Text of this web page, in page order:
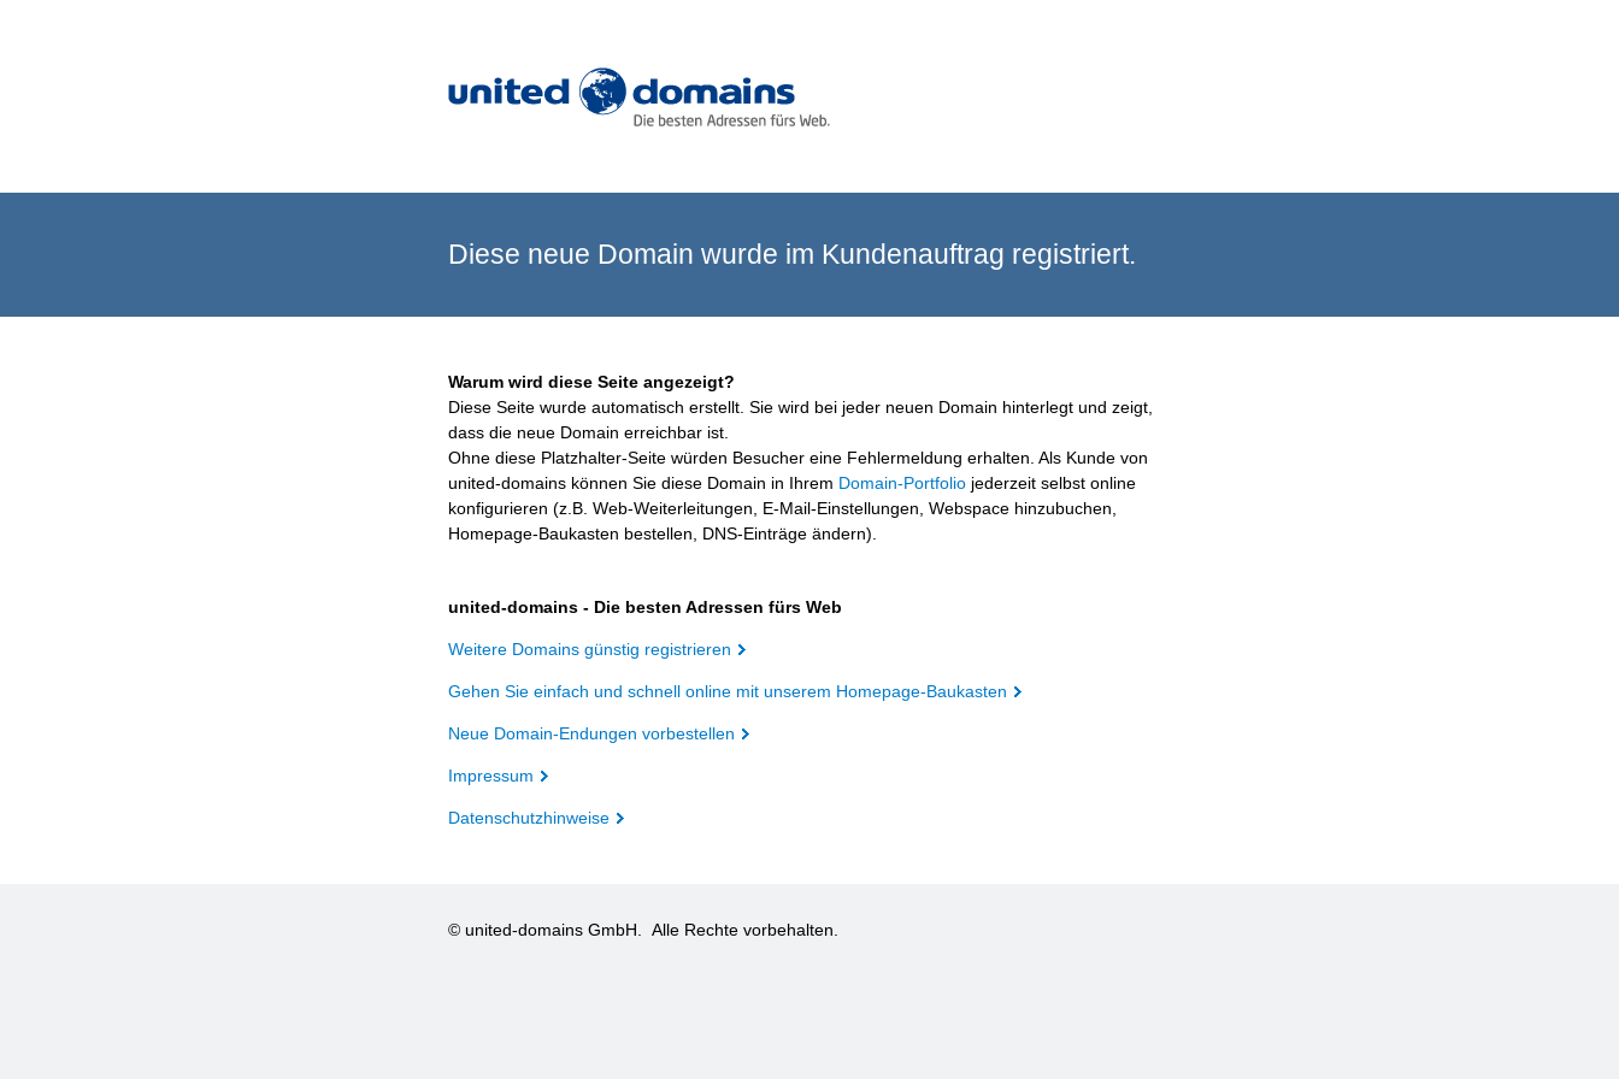
Diese neue Domain wurde im Kundenauftrag registriert.
Warum wird diese Seite angezeigt?
Diese Seite wurde automatisch erstellt. Sie wird bei jeder neuen Domain hinterlegt und zeigt,
dass die neue Domain erreichbar ist.
Ohne diese Platzhalter-Seite würden Besucher eine Fehlermeldung erhalten. Als Kunde von
united-domains können Sie diese Domain in Ihrem Domain-Portfolio jederzeit selbst online
konfigurieren (z.B. Web-Weiterleitungen, E-Mail-Einstellungen, Webspace hinzubuchen,
Homepage-Baukasten bestellen, DNS-Einträge ändern).
united-domains - Die besten Adressen fürs Web
Weitere Domains günstig registrieren
Gehen Sie einfach und schnell online mit unserem Homepage-Baukasten
Neue Domain-Endungen vorbestellen
Impressum
Datenschutzhinweise
© united-domains GmbH. Alle Rechte vorbehalten.